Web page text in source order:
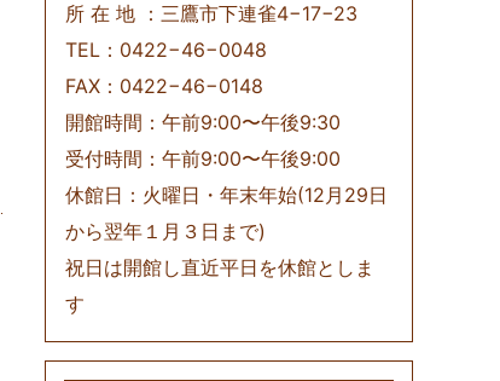
所 在 地 ：三鷹市下連雀4−17−23
TEL：0422−46−0048
FAX：0422−46−0148
開館時間：午前9:00〜午後9:30
受付時間：午前9:00〜午後9:00
休館日：火曜日・年末年始(12月29日
から翌年１月３日まで)
祝日は開館し直近平日を休館としま
す